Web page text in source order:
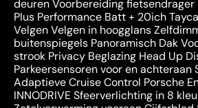
deuren Voorbereiding fietsendrager
Plus Performance Batt + 20ich
Velgen Velgen in hoogglans
buitenspiegels Panoramisch Dak
strook Privacy Beglazing Head Up
Parkeersensoren voor en achteraan
Adaptieve Cruise Control Porsche
INNODRIVE Sfeerverlichting in 8